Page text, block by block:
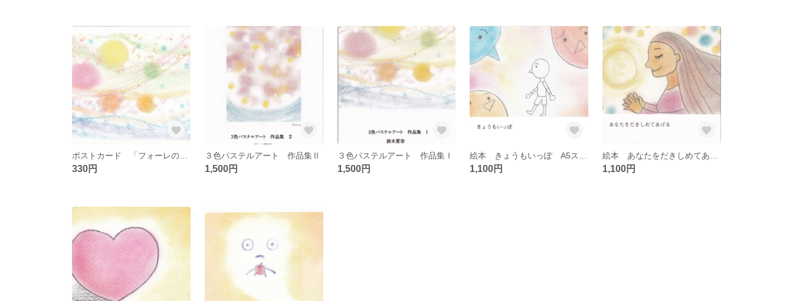
330円
３色パステルアート 作品集Ⅱ
1,500円
３色パステルアート 作品集Ⅰ
1,500円 1,100円 1,100円